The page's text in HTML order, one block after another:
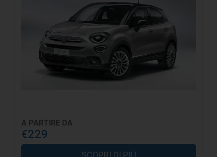
A PARTIRE DA
€229